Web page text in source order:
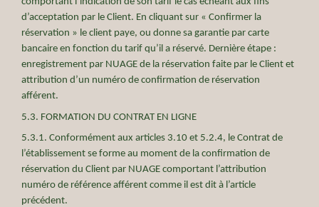
d’acceptation par le Client. En cliquant sur « Confirmer la
réservation » le client paye, ou donne sa garantie par carte
bancaire en fonction du tarif qu’il a réservé. Dernière étape :
enregistrement par NUAGE de la réservation faite par le Client et
attribution d’un numéro de confirmation de réservation
afférent.
5.3. FORMATION DU CONTRAT EN LIGNE
5.3.1. Conformément aux articles 3.10 et 5.2.4, le Contrat de
l’établissement se forme au moment de la confirmation de
réservation du Client par NUAGE comportant l’attribution
numéro de référence afférent comme il est dit à l’article
précédent.
Corporate social responsability
Nuage News